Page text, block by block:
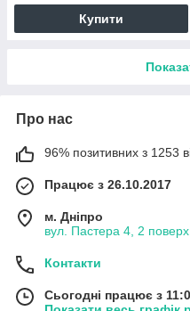
Купити
Про нас
96% позитивних з 1253
Працює з 26.10.2017
м. Дніпро
вул. Пастера 4, 2
Контакти
Сьогодні працює з